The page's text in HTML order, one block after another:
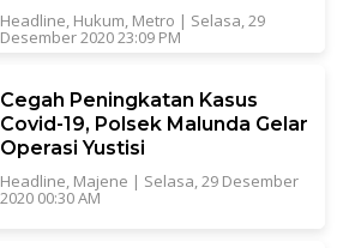
Headline Hukum Metro | Selasa, 29
Desember 2020 23:09 PM
Cegah Peningkatan Kasus
Covid-19, Polsek Malunda Gelar
Operasi Yustisi
Headline Majene | Selasa, 29 Desember
2020 00:30 AM